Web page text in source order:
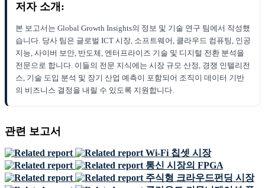
저자 소개:
본 보고서는 Global Growth Insights의 정보 및 기술 연구 팀에서 작성했
습니다. 당사 팀은 글로벌 ICT 시장, 소프트웨어, 클라우드 컴퓨팅, 인공
지능, 사이버 보안, 반도체, 엔터프라이즈 기술 및 디지털 전환 분석을
전문으로 합니다. 이들의 전문 지식에는 시장 규모 산정, 경쟁 인텔리전
스, 기술 도입 분석 및 장기 산업 예측이 포함되어 조직이 데이터 기반
의 비즈니스 결정을 내릴 수 있도록 지원합니다.
관련 보고서
Wi-Fi 칩셋 시장
통신 시장의 FPGA
주식형 크라우드펀딩 시장